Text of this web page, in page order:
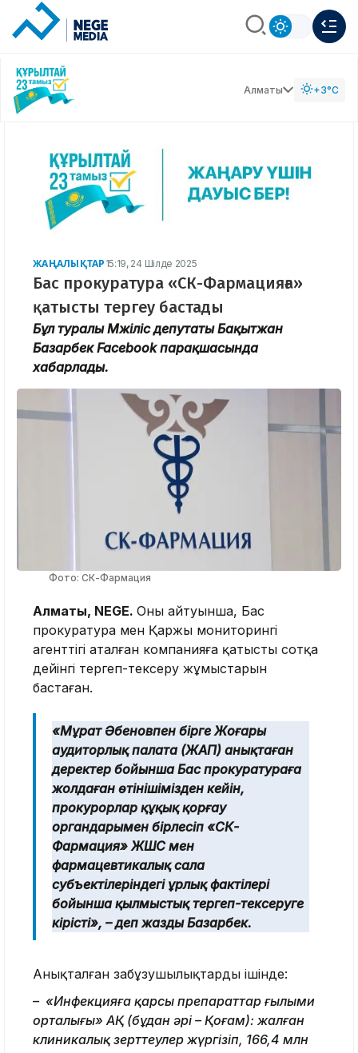
Алматы +3°C
ЖАҢАЛЫҚТАР 15:19, 24 Шілде 2025
Бас прокуратура «СК-Фармацияға»
қатысты тергеу бастады
Бұл туралы Мәжіліс депутаты Бақытжан
Базарбек Facebook парақшасында
хабарлады.
Фото: СК-Фармация
Алматы, NEGE. Оның айтуынша, Бас
прокуратура мен Қаржы мониторингі
агенттігі аталған компанияға қатысты сотқа
дейінгі тергеп-тексеру жұмыстарын
бастаған.
«Мұрат Әбеновпен бірге Жоғары
аудиторлық палата (ЖАП) анықтаған
деректер бойынша Бас прокуратураға
жолдаған өтінішімізден кейін,
прокурорлар құқық қорғау
органдарымен бірлесіп «СК-
Фармация» ЖШС мен
фармацевтикалық сала
субъектілеріндегі ұрлық фактілері
бойынша қылмыстық тергеп-тексеруге
кірісті», – деп жазды Базарбек.
Анықталған заңбұзушылықтардың ішінде:
– «Инфекцияға қарсы препараттар ғылыми
орталығы» АҚ (бұдан әрі – Қоғам): жалған
клиникалық зерттеулер жүргізіп, 166,4 млн